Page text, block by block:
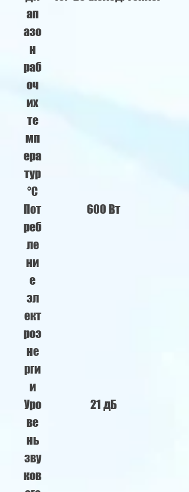
ап
азо
н
раб
оч
их
те
мп
ера
тур
°C
Пот
реб
ле
ни
е
эл
ект
роэ
не
рги
и
600 Вт
Уро
ве
нь
зву
ков
21 дБ